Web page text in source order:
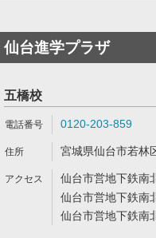
仙台進学プラザ
五橋校
0120-203-859
宮城県仙台市若林
仙台市営地下鉄南
仙台市営地下鉄南
仙台市営地下鉄南